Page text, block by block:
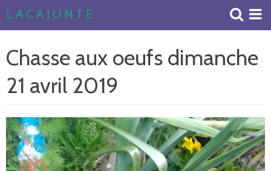
L A C A J U N T E
Accueil
Album Photos
Chasse aux oeufs dimanche
21 avril 2019